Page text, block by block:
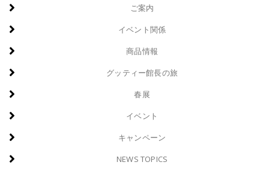
ご案内
イベント関係
商品情報
グッティー館長の旅
春展
イベント
キャンペーン
NEWS TOPICS